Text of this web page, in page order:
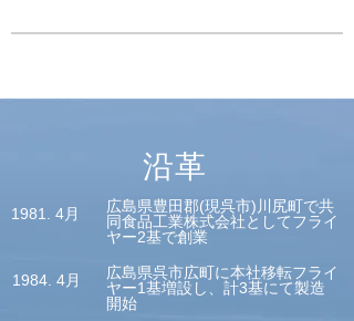
​​沿革
1981. 4月
広島県豊田郡(現呉市)川尻町で共
同食品工業株式会社としてフライ
ヤー2基で創業
広島県呉市広町に本社移転フライ
ヤー1基増設し、計3基にて製造
開始
1984. 4月